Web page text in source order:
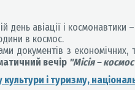
день авіації і
в космос.
документів з економічних,
вечір "Місія –
і туризму,